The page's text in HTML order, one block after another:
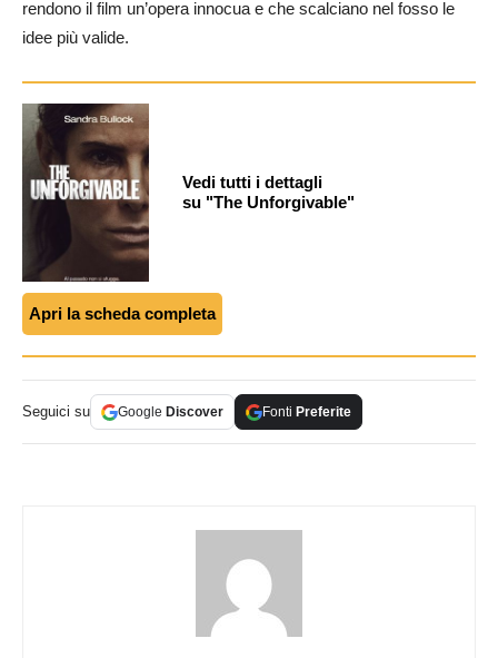
rendono il film un’opera innocua e che scalciano nel fosso le
idee più valide.
Vedi tutti i dettagli
su "The Unforgivable"
Apri la scheda completa
Seguici su Google Discover Fonti Preferite